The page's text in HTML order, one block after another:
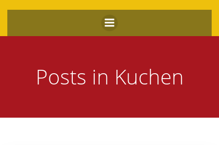
Inhalt
springen
Posts in Kuchen